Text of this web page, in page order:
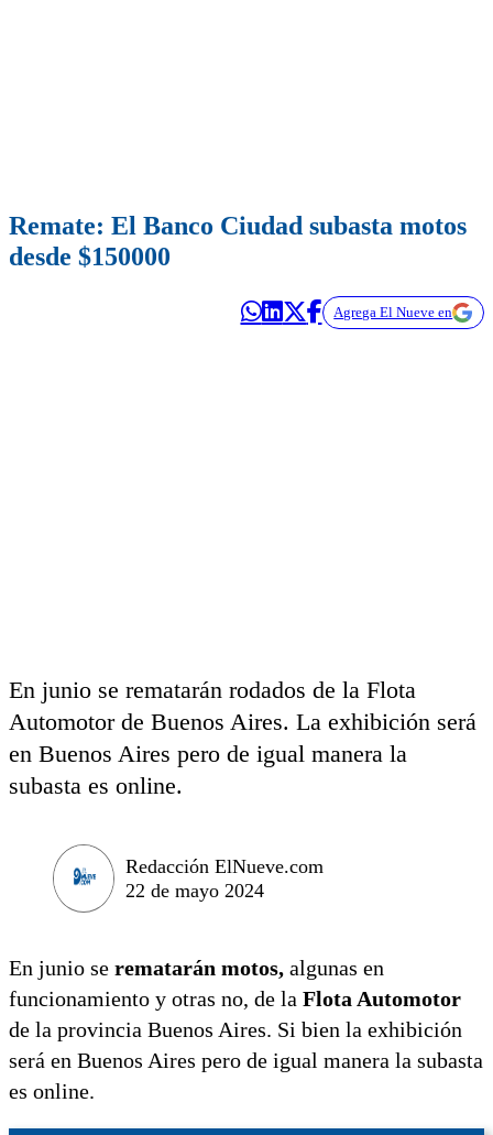
Remate: El Banco Ciudad subasta motos
desde $150000
Agrega El Nueve en
En junio se rematarán rodados de la Flota
Automotor de Buenos Aires. La exhibición será
en Buenos Aires pero de igual manera la
subasta es online.
Redacción ElNueve.com
22 de mayo 2024
En junio se rematarán motos, algunas en
funcionamiento y otras no, de la Flota Automotor
de la provincia Buenos Aires. Si bien la exhibición
será en Buenos Aires pero de igual manera la subasta
es online.